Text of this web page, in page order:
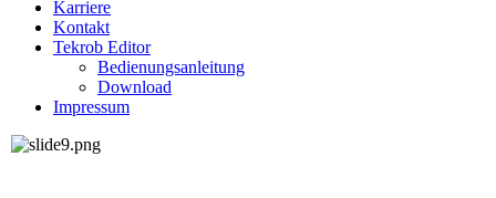
Karriere
Kontakt
Tekrob Editor
Bedienungsanleitung
Download
Impressum